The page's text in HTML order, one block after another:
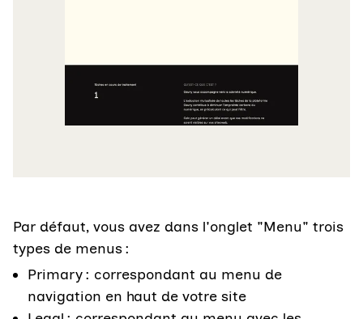
Par défaut, vous avez dans l'onglet "Menu" trois
types de menus :
Primary : correspondant au menu de
navigation en haut de votre site